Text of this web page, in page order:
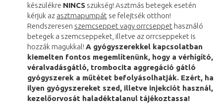
készülékre NINCS szükség! Asztmás betegek esetén
kérjük az asztmapumpát se felejtsék otthon!
Rendszeresen szemcseppet vagy orrcseppet használó
betegek a szemcseppeket, illetve az orrcseppeket is
hozzák magukkal! A gyógyszerekkel kapcsolatban
kiemelten fontos megemlítenünk, hogy a vérhígító,
véralvadásgátló, trombocita aggregáció gátló
gyógyszerek a műtétet befolyásolhatják. Ezért, ha
ilyen gyógyszereket szed, illetve injekciót használ,
kezelőorvosát haladéktalanul tájékoztassa!